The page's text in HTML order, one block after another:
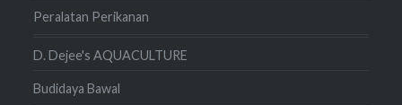
Peralatan Perikanan
D. Dejee's AQUACULTURE
Budidaya Bawal